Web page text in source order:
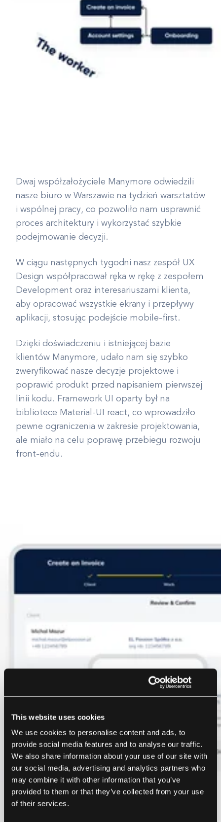
This website uses cookies
We use cookies to personalise content and ads, to
provide social media features and to analyse our traffic.
We also share information about your use of our site with
our social media, advertising and analytics partners who
may combine it with other information that you’ve
provided to them or that they’ve collected from your use
of their services.
Dwaj współzałożyciele Manymore odwiedzili
nasze biuro w Warszawie na tydzień warsztatów
i wspólnej pracy, co pozwoliło nam usprawnić
proces architektury i wykorzystać szybkie
podejmowanie decyzji.
W ciągu następnych tygodni nasz zespół UX
Design współpracował ręka w rękę z zespołem
Development oraz interesariuszami klienta,
aby opracować wszystkie ekrany i przepływy
aplikacji, stosując podejście mobile-first.
Dzięki doświadczeniu i istniejącej bazie
klientów Manymore, udało nam się szybko
zweryfikować nasze decyzje projektowe i
poprawić produkt przed napisaniem pierwszej
linii kodu. Framework UI oparty był na
bibliotece Material-UI react, co wprowadziło
pewne ograniczenia w zakresie projektowania,
ale miało na celu poprawę przebiegu rozwoju
front-endu.